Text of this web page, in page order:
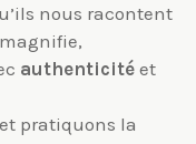
nous racontent
authenticité et
pratiquons la